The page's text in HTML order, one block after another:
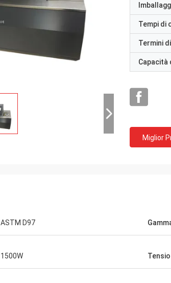
Tempi di
Termini
Capacità
Miglior
ASTM D97
1500W